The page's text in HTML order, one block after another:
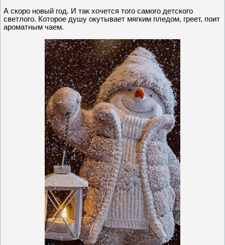
А скоро новый год. И так хочется того самого детского
светлого. Которое душу окутывает мягким пледом, греет, поит
ароматным чаем.